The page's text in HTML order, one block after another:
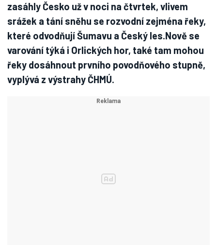
zasáhly Česko už v noci na čtvrtek, vlivem
srážek a tání sněhu se rozvodní zejména řeky,
které odvodňují Šumavu a Český les.Nově se
varování týká i Orlických hor, také tam mohou
řeky dosáhnout prvního povodňového stupně,
vyplývá z výstrahy ČHMÚ.